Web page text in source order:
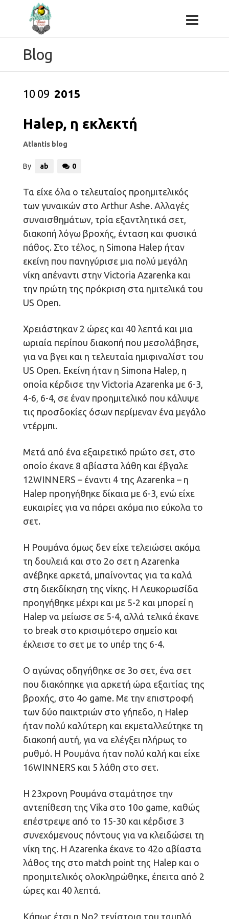
Blog
10 09 2015
Halep, η εκλεκτή
Atlantis blog
By ab 0
Τα είχε όλα ο τελευταίος προημιτελικός
των γυναικών στο Arthur Ashe. Αλλαγές
συναισθημάτων, τρία εξαντλητικά σετ,
διακοπή λόγω βροχής, ένταση και φυσικά
πάθος. Στο τέλος, η Simona Halep ήταν
εκείνη που πανηγύρισε μια πολύ μεγάλη
νίκη απέναντι στην Victoria Azarenka και
την πρώτη της πρόκριση στα ημιτελικά του
US Open.
Χρειάστηκαν 2 ώρες και 40 λεπτά και μια
ωριαία περίπου διακοπή που μεσολάβησε,
για να βγει και η τελευταία ημιφιναλίστ του
US Open. Εκείνη ήταν η Simona Halep, η
οποία κέρδισε την Victoria Azarenka με 6-3,
4-6, 6-4, σε έναν προημιτελικό που κάλυψε
τις προσδοκίες όσων περίμεναν ένα μεγάλο
ντέρμπι.
Μετά από ένα εξαιρετικό πρώτο σετ, στο
οποίο έκανε 8 αβίαστα λάθη και έβγαλε
12WINNERS – έναντι 4 της Azarenka – η
Halep προηγήθηκε δίκαια με 6-3, ενώ είχε
ευκαιρίες για να πάρει ακόμα πιο εύκολα το
σετ.
Η Ρουμάνα όμως δεν είχε τελειώσει ακόμα
τη δουλειά και στο 2ο σετ η Azarenka
ανέβηκε αρκετά, μπαίνοντας για τα καλά
στη διεκδίκηση της νίκης. Η Λευκορωσίδα
προηγήθηκε μέχρι και με 5-2 και μπορεί η
Halep να μείωσε σε 5-4, αλλά τελικά έκανε
το break στο κρισιμότερο σημείο και
έκλεισε το σετ με το υπέρ της 6-4.
Ο αγώνας οδηγήθηκε σε 3ο σετ, ένα σετ
που διακόπηκε για αρκετή ώρα εξαιτίας της
βροχής, στο 4ο game. Με την επιστροφή
των δύο παικτριών στο γήπεδο, η Halep
ήταν πολύ καλύτερη και εκμεταλλεύτηκε τη
διακοπή αυτή, για να ελέγξει πλήρως το
ρυθμό. Η Ρουμάνα ήταν πολύ καλή και είχε
16WINNERS και 5 λάθη στο σετ.
Η 23χρονη Ρουμάνα σταμάτησε την
αντεπίθεση της Vika στο 10ο game, καθώς
επέστρεψε από το 15-30 και κέρδισε 3
συνεχόμενους πόντους για να κλειδώσει τη
νίκη της. Η Azarenka έκανε το 42ο αβίαστα
λάθος της στο match point της Halep και ο
προημιτελικός ολοκληρώθηκε, έπειτα από 2
ώρες και 40 λεπτά.
Κάπως έτσι η Νο2 τενίστρια του ταμπλό